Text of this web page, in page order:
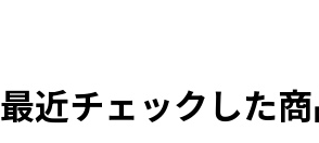
最近チェックした商